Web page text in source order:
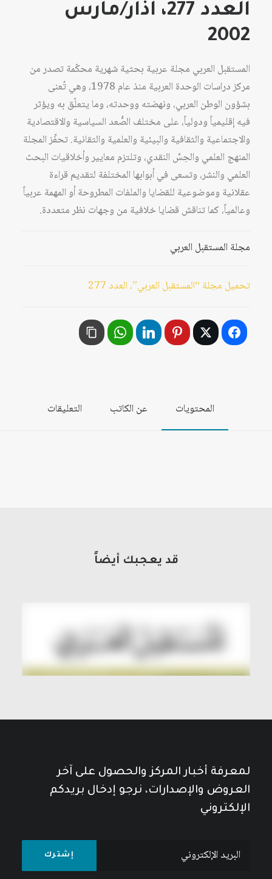
العدد 277، آذار/مارس
2002
المستقبل العربي مجلة عربية بحثية شهرية محكّمة تصدر من
مركز دراسات الوحدة العربية منذ عام 1978، وهي تُعنى
بشؤون الوطن العربي، ونهضته ووحدته، وما يتعلّق به ويؤثر
فيه إقليمياً ودولياً، على مختلف الصُّعد السياسية والاقتصادية
والاجتماعية والثقافية والبيئية والعلمية والتقانية. تحفِّز المجلة
المنهج العلمي والحِسَّ النقدي، وتلتزم معايير وأخلاقيات البحث
العلمي والنشر، وتسعى في أبوابها المختلفة لتقديم قراءة
عقلانية وموضوعية للقضايا والملفات المطروحة أو المهمة عربياً
وعالمياً، كما تناقش قضايا خلافية من وجهات نظر متعددة.
مجلة المستقبل العربي
تحميل مجلة “المستقبل العربي”، العدد 277
المحتويات عن الكاتب التعليقات
قد يعجبك أيضاً
لمعرفة أخبار المركز والحصول على آخر
العروض والإصدارات، نرجو إدخال بريدكم
الإلكتروني